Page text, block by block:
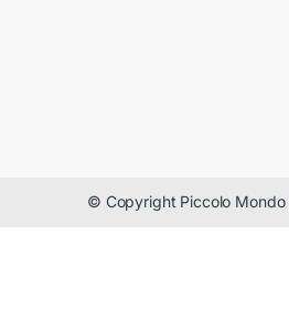
© Copyright Piccolo